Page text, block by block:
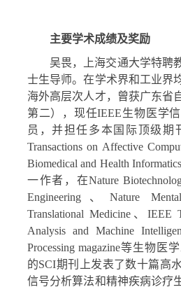
主要学术成绩及奖励
吴畏，上海交通大学特聘
士生导师。在学术界和工业界
海外高层次人才，曾获广东省
第二），现任IEEE生物医学
员，并担任多本国际顶级期
Transactions on Affective
Biomedical and Health Informatics
一作者，在Nature
Engineering、 Nature
Translational Medicine、 IEEE
Analysis and Machine
Processing magazine等生物医
的SCI期刊上发表了数十篇高
信号分析算法和精神疾病诊疗